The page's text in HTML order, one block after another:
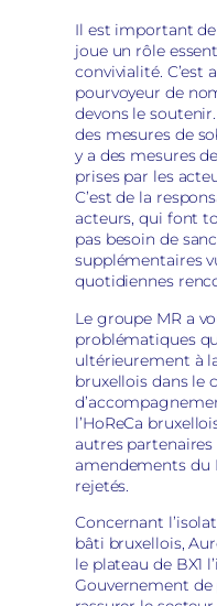
Il est important de
joue un rôle
convivialité. C’est
pourvoyeur de
devons le soutenir.
des mesures de
y a des mesures
prises par les
C’est de la
acteurs, qui font
pas besoin de
supplémentaires
quotidiennes
Le groupe MR a
problématiques
ultérieurement à
bruxellois dans le
l’HoReCa
autres
amendements du
rejetés.
Concernant
bâti bruxellois,
le plateau de BX1 l’
Gouvernement